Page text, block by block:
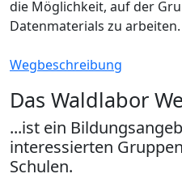
die Möglichkeit, auf der
Datenmaterials zu arbeiten.
Wegbeschreibung
Das Waldlabor
...ist ein
interessierten
Schulen.